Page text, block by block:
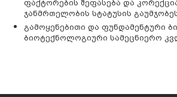
ჯანმრთელობის სტატუსის
გამოყენებითი და ფუნდამენტური
ბიოტექნოლოგიური სამეცნიერო